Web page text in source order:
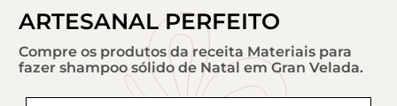
ARTESANAL PERFEITO
Compre os produtos da receita Materiais para
fazer shampoo sólido de Natal em Gran Velada.